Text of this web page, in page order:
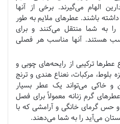
الهام می‌گیرند. برخی از آنها
باشند. عطرهای ملایم به طور
به شما منتقل می‌کنند و برای
هستند. آنها مناسب هر فصلی
عطرها ترکیبی از رایحه‌های چوبی و
بلوط، مرکبات، نعناع هندی و ترنج
و خاکی می‌تواند یک عطر بسیار
گرم زنانه معمولاً برای فصل
گرمای خانگی و آرامشی که با
می‌آید را به شما می‌دهند.